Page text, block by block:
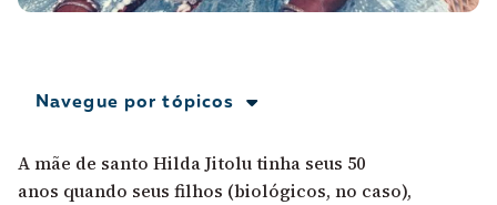
Navegue por tópicos
A mãe de santo Hilda Jitolu tinha seus 50
anos quando seus filhos (biológicos, no caso),